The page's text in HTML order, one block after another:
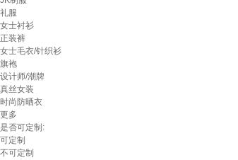
礼服
女士衬衫
正装裤
女士毛衣/针织衫
旗袍
设计师/潮牌
真丝女装
时尚防晒衣
更多
是否可定制:
可定制
不可定制